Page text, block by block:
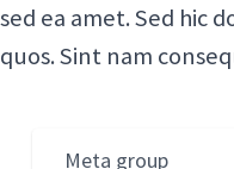
sed ea amet. Sed hic
quos. Sint nam
Meta group